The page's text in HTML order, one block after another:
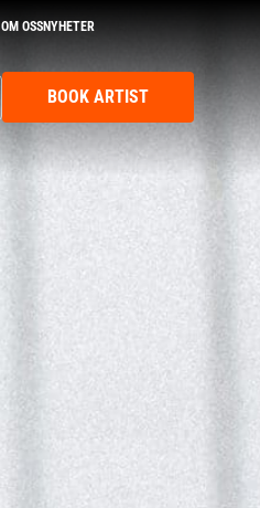
OM OSSNYHETER
BOOK ARTIST